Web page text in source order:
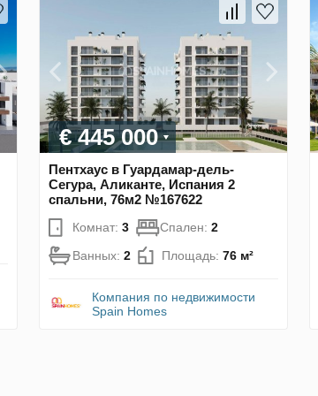
€ 445 000
Пентхаус в Гуардамар-дель-
Сегура, Аликанте, Испания 2
спальни, 76м2 №167622
Комнат: 3 Спален: 2
Ванных: 2 Площадь: 76 м²
Компания по недвижимости
Spain Homes